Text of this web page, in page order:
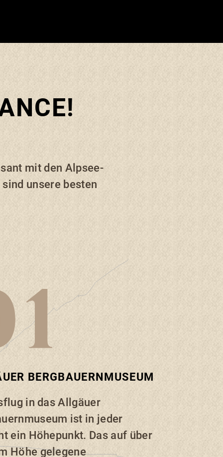
mit den Alpsee-
unsere besten
BERGBAUERNMUSEUM
in das Allgäuer
ist in jeder
ein Höhepunkt. Das auf über
Höhe gelegene